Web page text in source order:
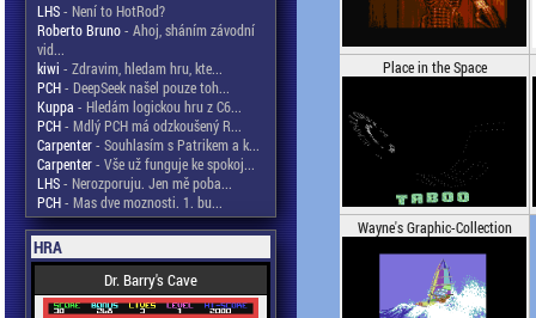
LHS- Není to HotRod?
Roberto Bruno- Ahoj, sháním závodní
vid...
kiwi - Zdravim, hledam hru, kte...
PCH- DeepSeek našel pouze toh...
Kuppa - Hledám logickou hru z C6...
PCH- Mdlý PCH má odzkoušený R...
Carpenter- Souhlasím s Patrikem a k...
Carpenter- Vše už funguje ke spokoj...
LHS- Nerozporuju. Jen mě poba...
PCH- Mas dve moznosti. 1. bu...
HRA
Dr. Barry's Cave
Place in the Space
Wayne's Graphic-Collection